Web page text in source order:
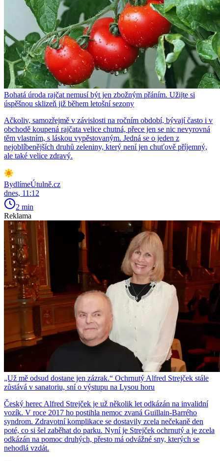
Bohatá úroda rajčat nemusí být jen zbožným přáním. Užijte si
úspěšnou sklizeň již během letošní sezony
Ačkoliv, samozřejmě v závislosti na ročním období, bývají často i v
obchodě koupená rajčata velice chutná, přece jen se nic nevyrovná
těm vlastním, s láskou vypěstovaným. Jedná se o jeden z
nejoblíbenějších druhů zeleniny, který není jen chuťově příjemný,
ale také velice zdravý.
BydlímeÚtulně.cz
dnes, 11:12
2 min
Reklama
„Už mě odsud dostane jen zázrak.“ Ochrnutý Alfred Strejček stále
zůstává v sanatoriu, sní o výstupu na Lysou horu
Český herec Alfred Strejček je už několik let odkázán na invalidní
vozík. V roce 2017 ho postihla nemoc zvaná Guillain-Barrého
syndrom. Zdravotní komplikace se dostavily zcela nečekaně den
poté, co si šel zaběhat do parku. Nyní je Strejček ochrnutý a je zcela
odkázán na pomoc druhých, přesto má odvážné sny, kterých se
nehodlá vzdát.